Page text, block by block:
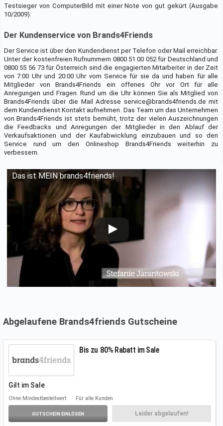
Testsieger von ComputerBild mit einer Note von gut gekürt (Ausgabe
10/2009).
Der Kundenservice von Brands4Friends
Der Service ist über den Kundendienst per Telefon oder Mail erreichbar.
Unter der kostenfreien Rufnummern 0800 51 00 052 für Deutschland und
0800 55 56 73 für Österreich sind die engagierten Mitarbeiter in der Zeit
von 7:00 Uhr und 20:00 Uhr vom Service für sie da und haben für alle
Mitglieder von Brands4Friends ein offenes Ohr vor Ort für alle
Anregungen und Fragen. Rund um die Uhr können Sie als Mitglied von
Brands4Friends über die Mail Adresse service@brands4friends.de mit
dem Kundendienst Kontakt aufnehmen. Das Team um das Unternehmen
von Brands4Friends ist stets bemüht, trotz der vielen Auszeichnungen
die Feedbacks und Anregungen der Mitglieder in den Ablauf der
Verkaufsaktionen und der Kaufabwicklung einzubauen und so den
Service rund um den Onlineshop Brands4Friends weiterhin zu
verbessern.
Das ist MEIN brands4friends!
Abgelaufene Brands4friends Gutscheine
Bis zu 80% Rabatt im Sale
Gilt im Sale
Einen Gutscheincode benötigt ihr nicht.
Ohne Mindestbestellwert Für alle Kunden
GUTSCHEIN EINLÖSEN Leider abgelaufen!